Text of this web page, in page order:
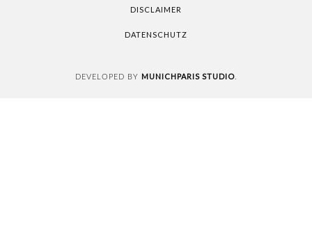
DISCLAIMER
DATENSCHUTZ
DEVELOPED BY MUNICHPARIS STUDIO.